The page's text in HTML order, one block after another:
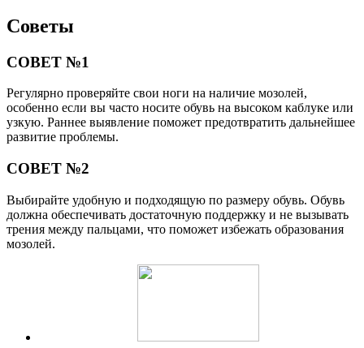
Советы
СОВЕТ №1
Регулярно проверяйте свои ноги на наличие мозолей,
особенно если вы часто носите обувь на высоком каблуке или
узкую. Раннее выявление поможет предотвратить дальнейшее
развитие проблемы.
СОВЕТ №2
Выбирайте удобную и подходящую по размеру обувь. Обувь
должна обеспечивать достаточную поддержку и не вызывать
трения между пальцами, что поможет избежать образования
мозолей.